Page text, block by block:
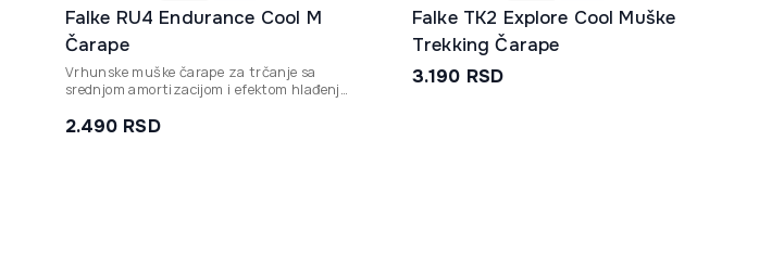
Falke RU4 Endurance Cool M
Čarape
2.490 RSD
Vrhunske muške čarape za trčanje sa
srednjom amortizacijom i efektom hlađenja,
od žuljeva i optimalnu klimu stopala tokom
Falke TK2 Explore Cool Muške
Trekking Čarape
3.190 RSD